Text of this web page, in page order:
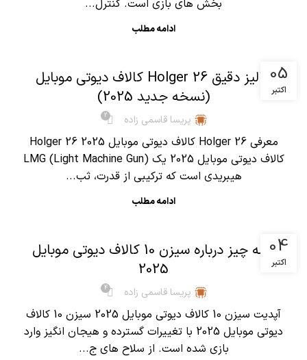
بخش های بازی است. کنترل...
ادامه مطلب
05
اکتبر
آنالیز دقیق Holger 26 کالاف دیوتی موبایل
(نسخه جدید 2025)
پریسا قاسمی زاده 2
معرفی Holger 26 کالاف دیوتی موبایل 2025 Holger 26
کالاف دیوتی موبایل 2025 یک LMG (Light Machine Gun)
هیبریدی است که ترکیبی از قدرت، ثب...
ادامه مطلب
04
اکتبر
همه چیز درباره سیزن 10 کالاف دیوتی موبایل
2025
پریسا قاسمی زاده 4
آپدیت سیزن 10 کالاف دیوتی موبایل 2025 سیزن 10 کالاف
دیوتی موبایل 2025 با تغییرات گسترده و هیجان انگیز وارد
بازی شده است. از سلاح های ج...